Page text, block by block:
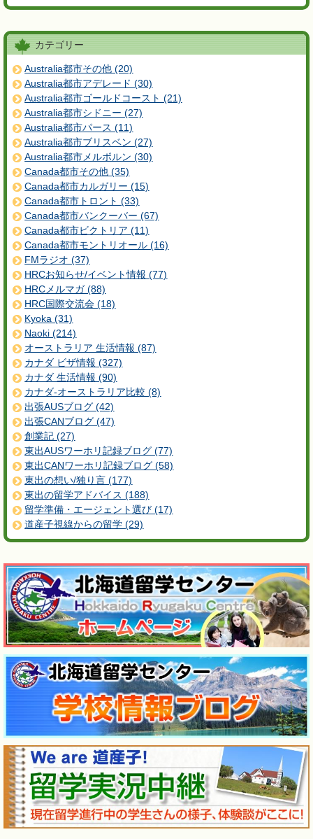
カテゴリー
Australia都市その他 (20)
Australia都市アデレード (30)
Australia都市ゴールドコースト (21)
Australia都市シドニー (27)
Australia都市パース (11)
Australia都市ブリスベン (27)
Australia都市メルボルン (30)
Canada都市その他 (35)
Canada都市カルガリー (15)
Canada都市トロント (33)
Canada都市バンクーバー (67)
Canada都市ビクトリア (11)
Canada都市モントリオール (16)
FMラジオ (37)
HRCお知らせ/イベント情報 (77)
HRCメルマガ (88)
HRC国際交流会 (18)
Kyoka (31)
Naoki (214)
オーストラリア 生活情報 (87)
カナダ ビザ情報 (327)
カナダ 生活情報 (90)
カナダ-オーストラリア比較 (8)
出張AUSブログ (42)
出張CANブログ (47)
創業記 (27)
東出AUSワーホリ記録ブログ (77)
東出CANワーホリ記録ブログ (58)
東出の想い/独り言 (177)
東出の留学アドバイス (188)
留学準備・エージェント選び (17)
道産子視線からの留学 (29)